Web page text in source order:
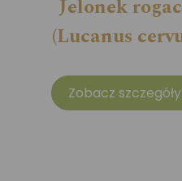
Jelonek
(Lucanus
Zobacz szczegóły